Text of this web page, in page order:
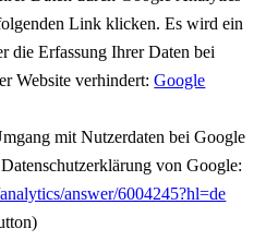
Link klicken. Es wird ein
die Erfassung Ihrer Daten bei
Website verhindert:Google
mit Nutzerdaten bei Google
von Google:
answer/6004245?hl=de